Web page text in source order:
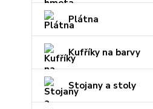
Plátna
Kufříky na barvy
Stojany a stoly